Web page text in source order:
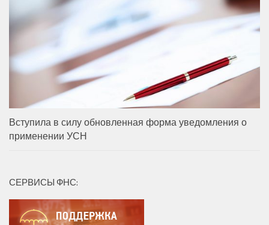
Вступила в силу обновленная форма уведомления о
применении УСН
СЕРВИСЫ ФНС: